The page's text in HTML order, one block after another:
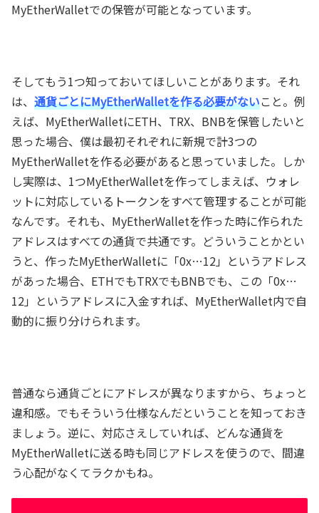
MyEtherWalletでの保管が可能となっています。
そしてもう1つ知っておいてほしいことがあります。それ
は、 通貨ごとにMyEtherWalletを作る必要がないこと。例
えば、MyEtherWalletにETH、TRX、BNBを保管したいと
思った場合、僕は最初それぞれに新規で計3つの
MyEtherWalletを作る必要があると思っていました。しか
し実際は、1つMyEtherWalletを作ってしまえば、ウォレ
ットに対応しているトークンをすべて管理することが可能
なんです。それも、MyEtherWalletを作った時に作られた
アドレスはすべての通貨で共通です。どういうことかとい
うと、作ったMyEtherWalletに「0x…12」というアドレス
があった場合、ETHでもTRXでもBNBでも、この「0x…
12」というアドレスに入金すれば、MyEtherWallet内で自
動的に振り分けられます。
普通なら通貨ごとにアドレスが異なりますから、ちょっと
違和感。でもそういう仕様なんだということを知っておき
ましょう。逆に、対応さえしていれば、どんな通貨を
MyEtherWalletに送る時も同じアドレスを使うので、間違
う心配がなくてラクかもね。